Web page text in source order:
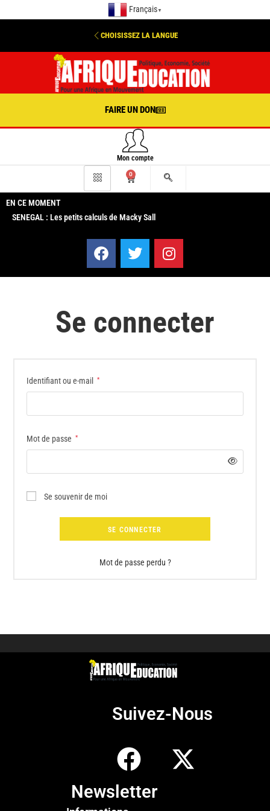
Français ▼
CHOISISSEZ LA LANGUE
FAIRE UN DON
Mon compte
0
EN CE MOMENT
SENEGAL : Les petits calculs de Macky Sall
Se connecter
Identifiant ou e-mail *
Mot de passe *
Se souvenir de moi
SE CONNECTER
Mot de passe perdu ?
Suivez-Nous
Newsletter